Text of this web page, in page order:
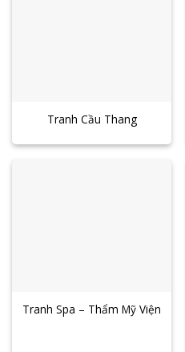
Tranh Cầu Thang
Tranh Spa – Thẩm Mỹ Viện